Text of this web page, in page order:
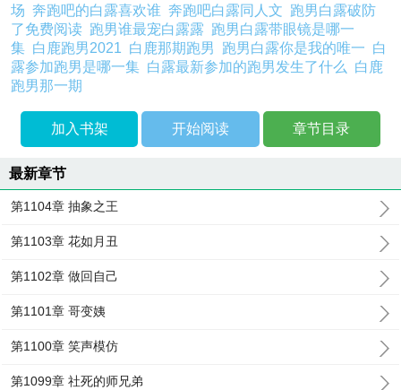
场奔跑吧的白露喜欢谁奔跑吧白露同人文 跑男白露破防
了免费阅读 跑男谁最宠白露露 跑男白露带眼镜是哪一
集 白鹿跑男2021 白鹿那期跑男 跑男白露你是我的唯一 白
露参加跑男是哪一集 白露最新参加的跑男发生了什么 白鹿
跑男那一期
加入书架 开始阅读 章节目录
最新章节
第1104章 抽象之王
第1103章 花如月丑
第1102章 做回自己
第1101章 哥变姨
第1100章 笑声模仿
第1099章 社死的师兄弟